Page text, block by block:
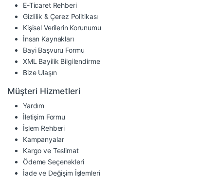
E-Ticaret Rehberi
Gizlilik & Çerez Politikası
Kişisel Verilerin Korunumu
İnsan Kaynakları
Bayi Başvuru Formu
XML Bayilik Bilgilendirme
Bize Ulaşın
Müşteri Hizmetleri
Yardım
İletişim Formu
İşlem Rehberi
Kampanyalar
Kargo ve Teslimat
Ödeme Seçenekleri
İade ve Değişim İşlemleri